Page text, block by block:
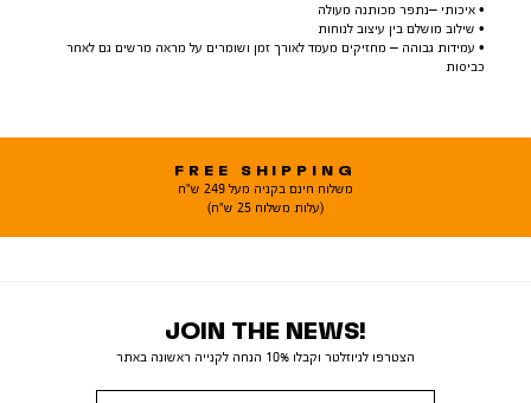
• איכותי –נתפר מכותנה מעולה
• שילוב מושלם בין עיצוב לנוחות
• עמידות גבוהה – מחזיקים מעמד לאורך זמן ושומרים על מראה מרשים גם לאחר
כביסות
FREE SHIPPING
משלוח חינם בקניה מעל 249 ש"ח
(עלות משלוח 25 ש"ח)
JOIN THE NEWS!
הצטרפו לניוזלטר וקבלו 10% הנחה לקנייה ראשונה באתר